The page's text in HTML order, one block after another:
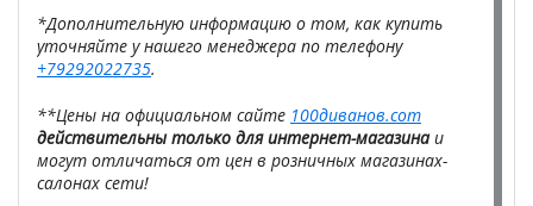
*Дополнительную информацию о том, как купить
уточняйте у нашего менеджера по телефону
+79292022735.
**Цены на официальном сайте 100диванов.com
действительны только для интернет-магазинаи
могут отличаться от цен в розничных магазинах-
салонах сети!